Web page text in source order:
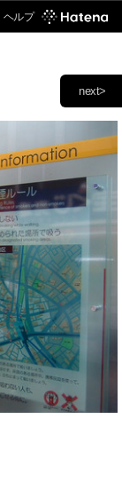
ヘルプ
next>